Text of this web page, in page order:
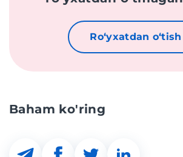
Roʻyxatdan oʻtish
Baham ko'ring